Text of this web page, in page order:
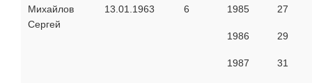
Михайлов
Сергей
13.01.1963 6 1985
1986
1987
27
29
31